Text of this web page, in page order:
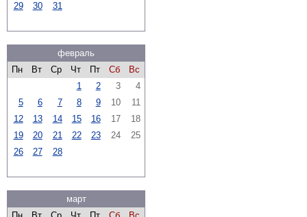
29
30 31
февраль
Пн
Вт Ср Чт Пт Сб
Вс
1
2 3
4
5
6 7 8 9 10
11
12
13 14 15 16 17
18
19
20 21 22 23 24
25
26
27 28
март